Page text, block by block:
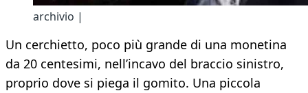
archivio |
Un cerchietto, poco più grande di una monetina
da 20 centesimi, nell’incavo del braccio sinistro,
proprio dove si piega il gomito. Una piccola